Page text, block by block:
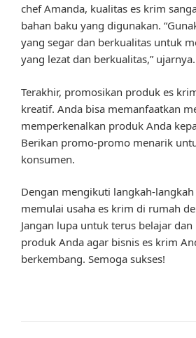
chef Amanda, kualitas es krim
bahan baku yang digunakan.
yang segar dan berkualitas untuk
yang lezat dan berkualitas,” ujarnya.
Terakhir, promosikan produk es
kreatif. Anda bisa memanfaatkan
memperkenalkan produk Anda
Berikan promo-promo menarik
konsumen.
Dengan mengikuti langkah-
memulai usaha es krim di rumah
Jangan lupa untuk terus belajar
produk Anda agar bisnis es krim
berkembang. Semoga sukses!